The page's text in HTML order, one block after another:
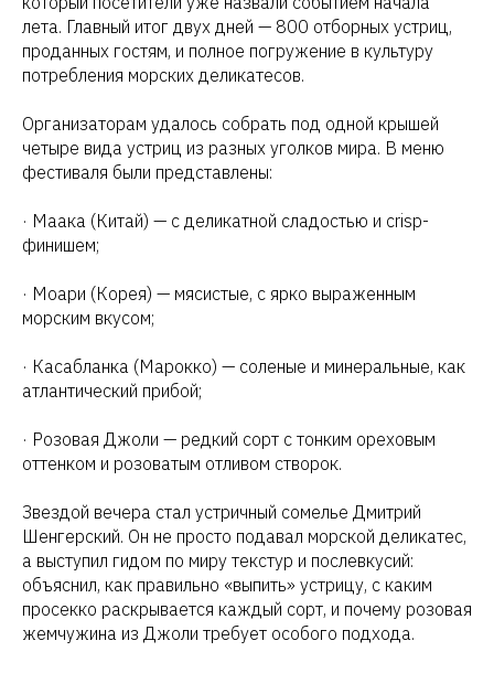
лета. Главный итог двух дней — 800 отборных устриц,
проданных гостям, и полное погружение в культуру
потребления морских деликатесов.
Организаторам удалось собрать под одной крышей
четыре вида устриц из разных уголков мира. В меню
фестиваля были представлены:
· Маака (Китай) — с деликатной сладостью и crisp-
финишем;
· Моари (Корея) — мясистые, с ярко выраженным
морским вкусом;
· Касабланка (Марокко) — соленые и минеральные, как
атлантический прибой;
· Розовая Джоли — редкий сорт с тонким ореховым
оттенком и розоватым отливом створок.
Звездой вечера стал устричный сомелье Дмитрий
Шенгерский. Он не просто подавал морской деликатес,
а выступил гидом по миру текстур и послевкусий:
объяснил, как правильно «выпить» устрицу, с каким
просекко раскрывается каждый сорт, и почему розовая
жемчужина из Джоли требует особого подхода.